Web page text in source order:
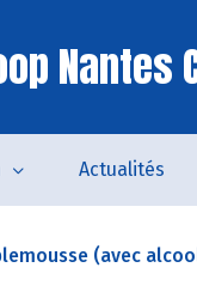
Nantes
Actualités
(avec